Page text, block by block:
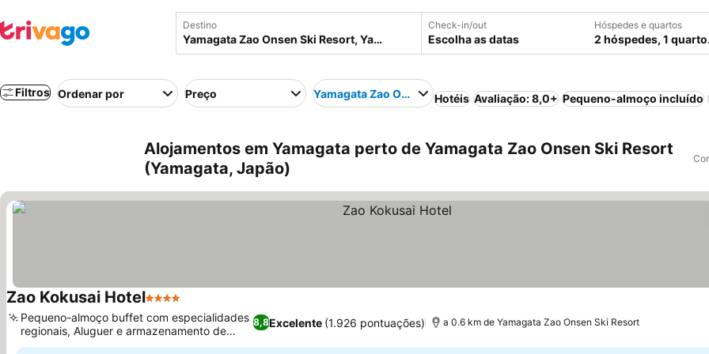
Destino Check-in/out
Escolha as datas
Hóspedes e quartos
2 hóspedes, 1 quarto.
Filtros Ordenar por Preço Yamagata Zao Onsen Ski Resort
Hotéis Avaliação: 8,0+ Pequeno-almoço incluído
Alojamentos em Yamagata perto de Yamagata Zao Onsen Ski Resort
(Yamagata, Japão)
Zao Kokusai Hotel4 Estrelas
8,8Excelente (1.926 pontuações)
Pequeno-almoço buffet com especialidades
regionais, Aluguer e armazenamento de
esquis dedicados
a 0.6 km de Yamagata Zao Onsen Ski Resort